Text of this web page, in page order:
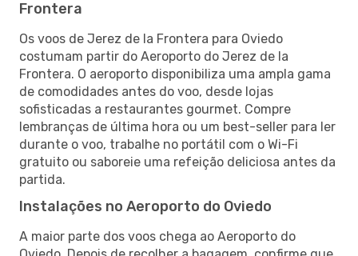
Frontera
Os voos de Jerez de la Frontera para Oviedo
costumam partir do Aeroporto do Jerez de la
Frontera. O aeroporto disponibiliza uma ampla gama
de comodidades antes do voo, desde lojas
sofisticadas a restaurantes gourmet. Compre
lembranças de última hora ou um best-seller para ler
durante o voo, trabalhe no portátil com o Wi-Fi
gratuito ou saboreie uma refeição deliciosa antes da
partida.
Instalações no Aeroporto do Oviedo
A maior parte dos voos chega ao Aeroporto do